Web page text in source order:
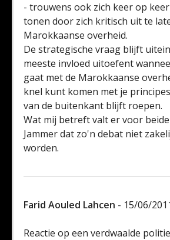
- trouwens ook zich keer op
tonen door zich kritisch uit te
Marokkaanse overheid.
De strategische vraag blijft
meeste invloed uitoefent
gaat met de Marokkaanse
knel kunt komen met je
van de buitenkant blijft roepen.
Wat mij betreft valt er voor
Jammer dat zo'n debat niet
worden.
Farid Aouled Lahcen - 15/06/
Reactie op een verdwaalde